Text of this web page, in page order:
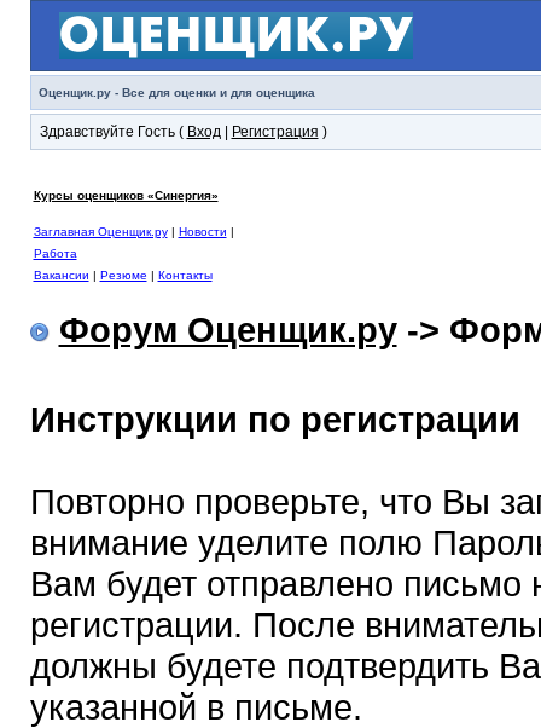
Оценщик.ру - Все для оценки и для оценщика
Здравствуйте Гость ( Вход| Регистрация )
Курсы оценщиков «Синергия»
Заглавная Оценщик.ру| Новости |
Работа
Вакансии | Резюме | Контакты
Форум Оценщик.ру->
Инструкции по регистрации
Повторно проверьте, что Вы
внимание уделите полю
Вам будет отправлено
регистрации. После
должны будете подтвердить
указанной в письме.